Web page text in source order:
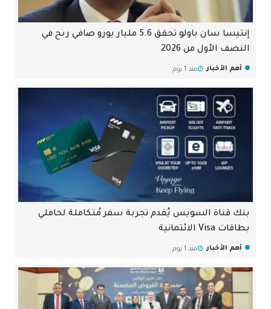
إنتيسا سان باولو تحقق 5.6 مليار يورو صافي ربح في
النصف الأول من 2026
أهم الأخبار منذ 1 يوم
بنك قناة السويس يُقدم تجربة سفر مُتكاملة لحاملي
بطاقات Visa الائتمانية
أهم الأخبار منذ 1 يوم